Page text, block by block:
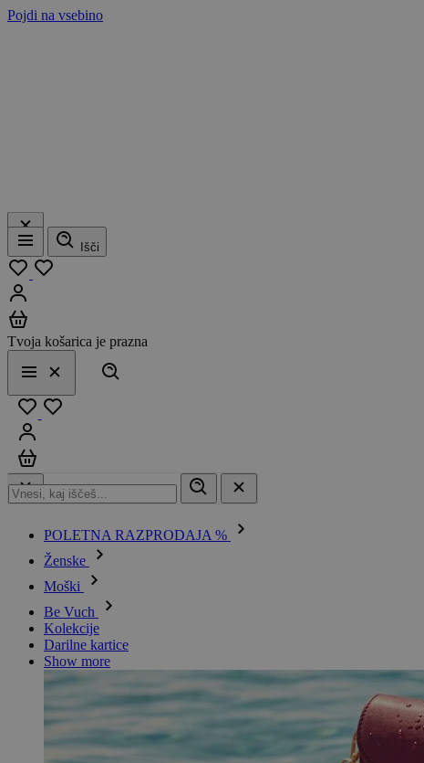
Pojdi na vsebino
Meni
Išči
Tvoja košarica je prazna
Meni
Zapri
POLETNA RAZPRODAJA %
Ženske
Moški
Be Vuch
Kolekcije
Darilne kartice
Show more